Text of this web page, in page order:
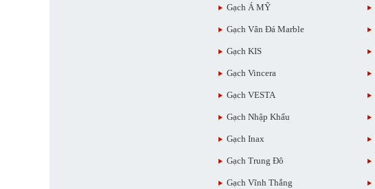
Gạch Á MỸ
Gạch Vân Đá Marble
Gạch KIS
Gạch Vincera
Gạch VESTA
Gạch Nhập Khẩu
Gạch Inax
Gạch Trung Đô
Gạch Vĩnh Thắng